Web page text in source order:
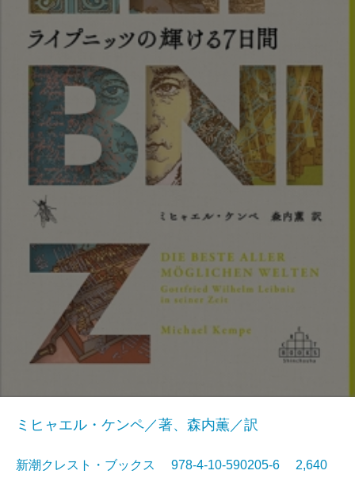
ミヒャエル・ケンペ／著、森内薫／訳
新潮クレスト・ブックス 978-4-10-590205-6 2,640